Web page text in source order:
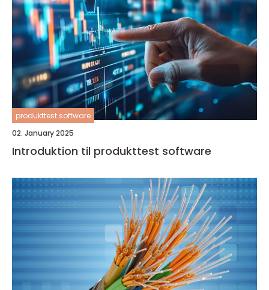
produkttest software
02. January 2025
Introduktion til produkttest software